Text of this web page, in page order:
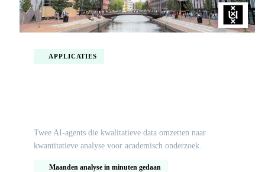
APPLICATIES
Twee AI-agents die kwalitatieve data omzetten naar
kwantitatieve analyse voor academisch onderzoek.
Maanden analyse in minuten gedaan